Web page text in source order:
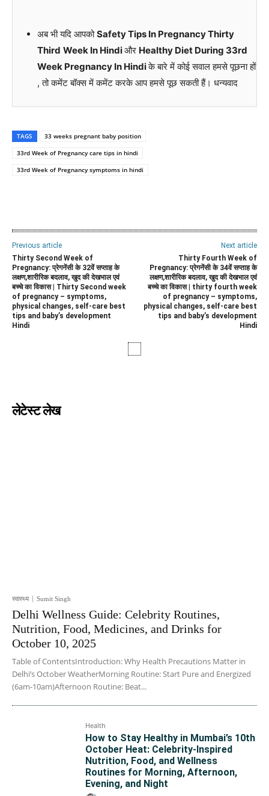
अब भी यदि आपकोSafety Tips In Pregnancy Thirty
Third Week In Hindiऔर Healthy Diet During 33rd
Week Pregnancy In Hindiके बारे में कोई सवाल हमसे पूछना हों
, तो कमेंट बॉक्स में कमेंट करके आप हमसे पूछ सकती हैं। धन्यवाद
TAGS
33 weeks pregnant baby position
33rd Week of Pregnancy care tips in hindi
33rd Week of Pregnancy symptoms in hindi
Previous article
Thirty Second Week of
Pregnancy: प्रेगनेंसी के 32वें सप्ताह के
लक्षण,शारीरिक बदलाव, खुद की देखभाल एवं
बच्चे का विकास | Thirty Second week
of pregnancy – symptoms,
physical changes, self-care best
tips and baby’s development
Hindi
Next article
Thirty Fourth Week of
Pregnancy: प्रेगनेंसी के 34वें सप्ताह के
लक्षण,शारीरिक बदलाव, खुद की देखभाल एवं
बच्चे का विकास | thirty fourth week
of pregnancy – symptoms,
physical changes, self-care best
tips and baby’s development
Hindi
लेटेस्ट लेख
स्वास्थ्य Sumit Singh
Delhi Wellness Guide: Celebrity Routines,
Nutrition, Food, Medicines, and Drinks for
October 10, 2025
Table of ContentsIntroduction: Why Health Precautions Matter in
Delhi’s October WeatherMorning Routine: Start Pure and Energized
(6am-10am)Afternoon Routine: Beat...
Health
How to Stay Healthy in Mumbai’s 10th
October Heat: Celebrity-Inspired
Nutrition, Food, and Wellness
Routines for Morning, Afternoon,
Evening, and Night